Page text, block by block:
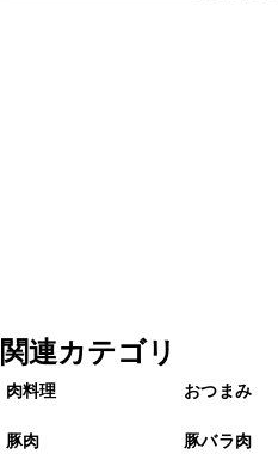
関連カテゴリ
肉料理 おつまみ
豚肉 豚バラ肉